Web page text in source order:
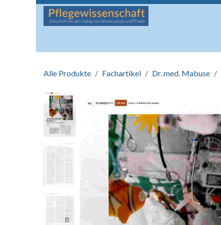
Zum Inhalt springen
Alle Produkte Fachartikel Dr. med. Mabuse